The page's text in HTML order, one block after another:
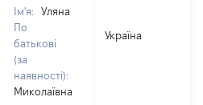
Ім'я:
Уляна
По
батькові
(за
наявності):
Миколаївна
Україна